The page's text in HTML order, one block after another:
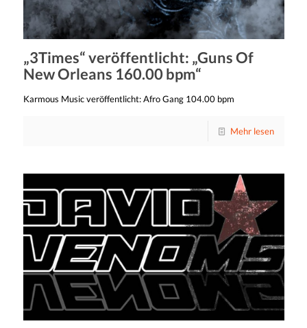
„3Times“ veröffentlicht: „Guns Of
New Orleans 160.00 bpm“
Karmous Music veröffentlicht: Afro Gang 104.00 bpm
Mehr lesen